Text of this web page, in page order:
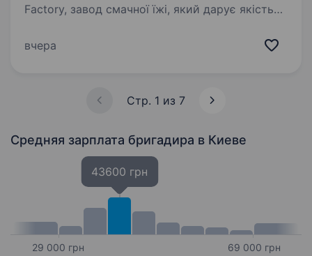
Factory, завод смачної їжі, який дарує якість
асортимент охоплює заморожені
вчера
Стр. 1 из 7
Средняя зарплата бригадира в Киеве
29 000 грн
43600 грн
69 000 грн